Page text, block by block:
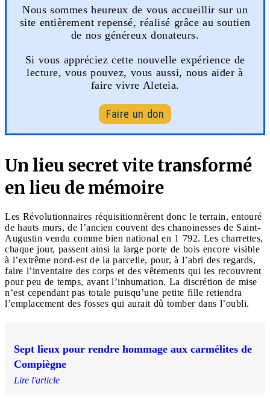
Nous sommes heureux de vous accueillir sur un
site entièrement repensé, réalisé grâce au soutien
de nos généreux donateurs.
Si vous appréciez cette nouvelle expérience de
lecture, vous pouvez, vous aussi, nous aider à
faire vivre Aleteia.
Faire un don
Un lieu secret vite transformé
en lieu de mémoire
Les Révolutionnaires réquisitionnèrent donc le terrain, entouré
de hauts murs, de l’ancien couvent des chanoinesses de Saint-
Augustin vendu comme bien national en 1 792. Les charrettes,
chaque jour, passent ainsi la large porte de bois encore visible
à l’extrême nord-est de la parcelle, pour, à l’abri des regards,
faire l’inventaire des corps et des vêtements qui les recouvrent
pour peu de temps, avant l’inhumation. La discrétion de mise
n’est cependant pas totale puisqu’une petite fille retiendra
l’emplacement des fosses qui aurait dû tomber dans l’oubli.
Sept lieux pour rendre hommage aux carmélites de
Compiègne
Lire l'article